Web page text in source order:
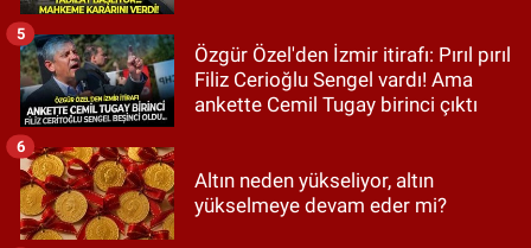
Özgür Özel'den İzmir itirafı: Pırıl pırıl
Filiz Cerioğlu Sengel vardı! Ama
ankette Cemil Tugay birinci çıktı
5
Altın neden yükseliyor, altın
yükselmeye devam eder mi?
6